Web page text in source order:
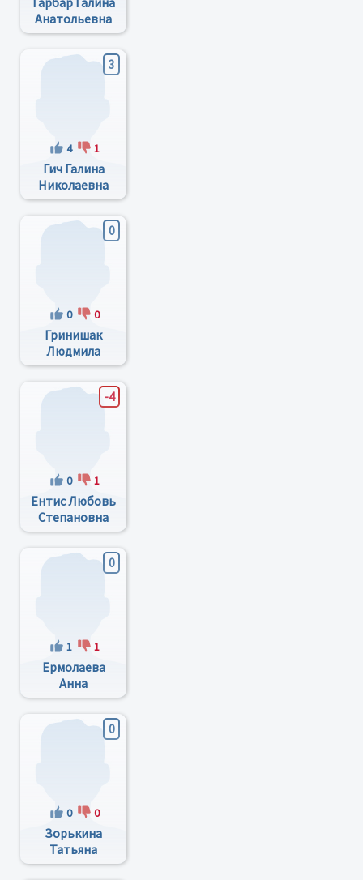
Анатольевна
3
4 1
Гич Галина
Николаевна
0
0 0
Гринишак
Людмила
Викторовна
-4
0 1
Ентис Любовь
Степановна
0
1 1
Ермолаева
Анна
Анатольевна
0
0 0
Зорькина
Татьяна
Николаевна